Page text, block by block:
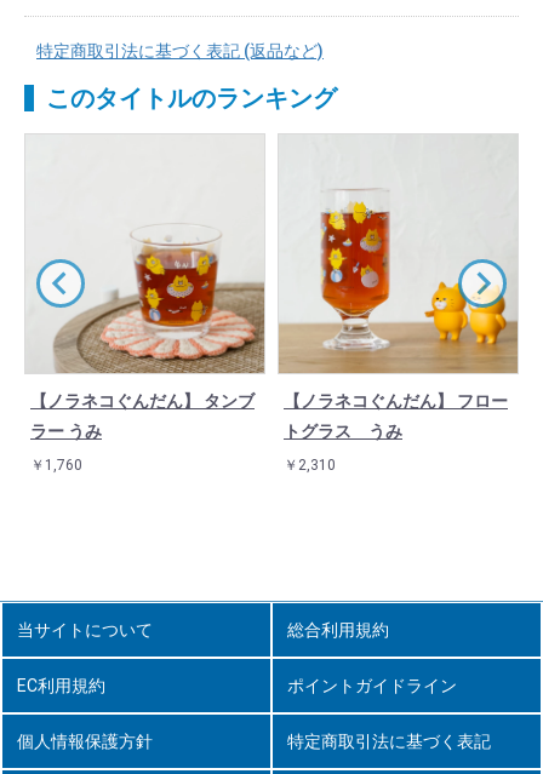
特定商取引法に基づく表記 (返品など)
このタイトルのランキング
【ノラネコぐんだん】 タンブ
ラー うみ
￥1,760
【ノラネコぐんだん】 フロー
トグラス うみ
￥2,310
当サイトについて 総合利用規約
EC利用規約 ポイントガイドライン
個人情報保護方針 特定商取引法に基づく表記